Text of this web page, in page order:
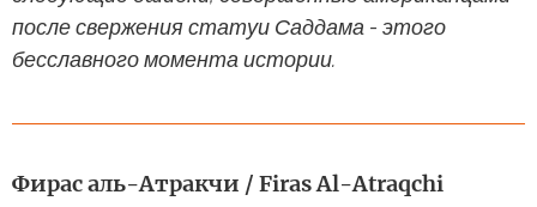
после свержения статуи Саддама - этого
бесславного момента истории.
Фирас аль-Атракчи / Firas Al-Atraqchi